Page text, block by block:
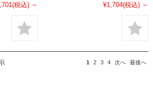
(税込) ～ ¥1,704(税込) ～
1 2 3 4 次へ 最後へ